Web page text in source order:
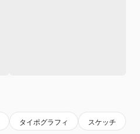
タイポグラフィ スケッチ